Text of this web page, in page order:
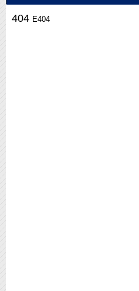
404 E404